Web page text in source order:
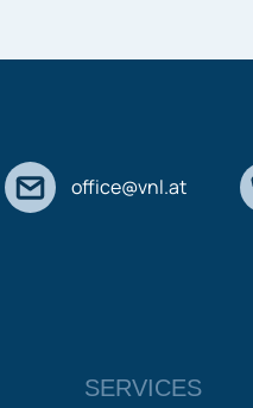
office@vnl.at
SERVICES